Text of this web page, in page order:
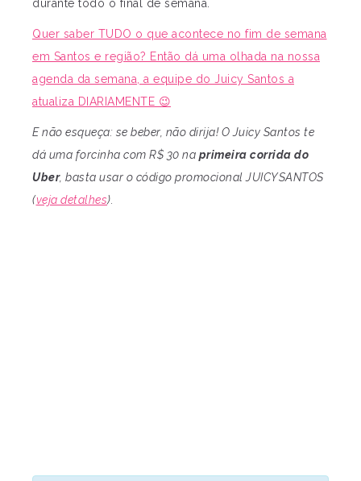
durante todo o final de semana.
Quer saber TUDO o que acontece no fim de semana
em Santos e região? Então dá uma olhada na nossa
agenda da semana, a equipe do Juicy Santos a
atualiza DIARIAMENTE 😉
E não esqueça: se beber, não dirija! O Juicy Santos te
dá uma forcinha com R$ 30 na primeira corrida do
Uber, basta usar o código promocional JUICYSANTOS
(veja detalhes).